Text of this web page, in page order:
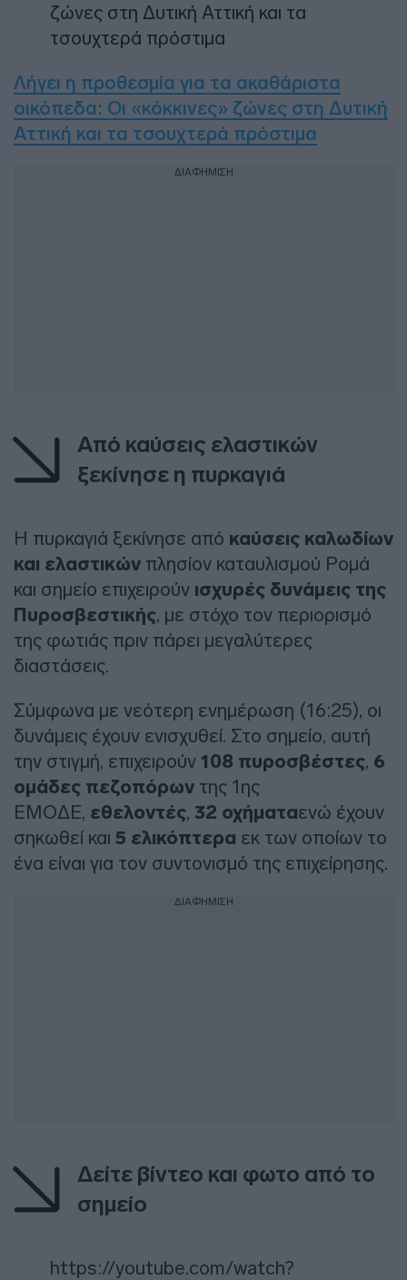
Λήγει η προθεσμία για τα ακαθάριστα
οικόπεδα: Οι «κόκκινες» ζώνες στη Δυτική
Αττική και τα τσουχτερά πρόστιμα
ΔΙΑΦΗΜΙΣΗ
Από καύσεις ελαστικών
ξεκίνησε η πυρκαγιά
Η πυρκαγιά ξεκίνησε από καύσεις καλωδίων
και ελαστικών πλησίον καταυλισμού Ρομά
και σημείο επιχειρούν ισχυρές δυνάμεις της
Πυροσβεστικής, με στόχο τον περιορισμό
της φωτιάς πριν πάρει μεγαλύτερες
διαστάσεις.
Σύμφωνα με νεότερη ενημέρωση (16:25), οι
δυνάμεις έχουν ενισχυθεί. Στο σημείο, αυτή
την στιγμή, επιχειρούν 108 πυροσβέστες, 6
ομάδες πεζοπόρων της 1ης
ΕΜΟΔΕ, εθελοντές, 32 οχήματαενώ έχουν
σηκωθεί και 5 ελικόπτερα εκ των οποίων το
ένα είναι για τον συντονισμό της επιχείρησης.
ΔΙΑΦΗΜΙΣΗ
Δείτε βίντεο και φωτο από το
σημείo
https://youtube.com/watch?